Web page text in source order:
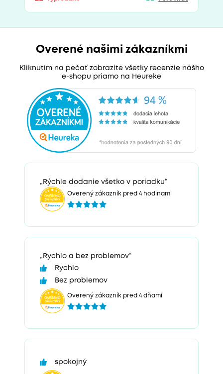
Overené našimi zákazníkmi
Kliknutím na pečať zobrazíte všetky recenzie nášho
e-shopu priamo na Heureke
„Rýchle dodanie všetko v poriadku“
Overený zákazník pred 4 hodinami
„Rychlo a bez problemov“
Rychlo
Bez problemov
Overený zákazník pred 4 dňami
spokojný